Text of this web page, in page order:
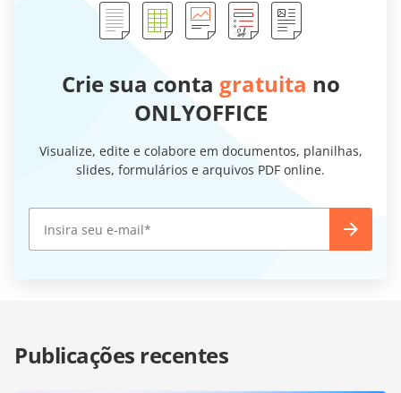
Crie sua conta gratuita no
ONLYOFFICE
Visualize, edite e colabore em documentos, planilhas,
slides, formulários e arquivos PDF online.
Publicações recentes